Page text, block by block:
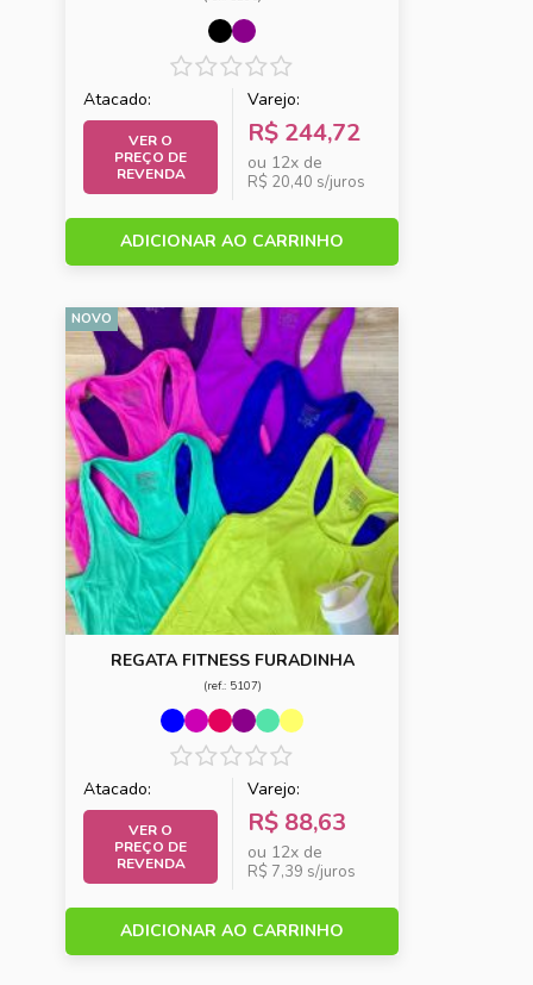
Atacado:
VER O
PREÇO DE
REVENDA
Varejo:
R$ 244,72
ou 12x de
R$ 20,40 s/juros
ADICIONAR AO CARRINHO
NOVO
REGATA FITNESS FURADINHA
(ref.: 5107)
Atacado:
VER O
PREÇO DE
REVENDA
Varejo:
R$ 88,63
ou 12x de
R$ 7,39 s/juros
ADICIONAR AO CARRINHO